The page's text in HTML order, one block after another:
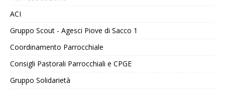
ACI
Gruppo Scout - Agesci Piove di Sacco 1
Coordinamento Parrocchiale
Consigli Pastorali Parrocchiali e CPGE
Gruppo Solidarietà